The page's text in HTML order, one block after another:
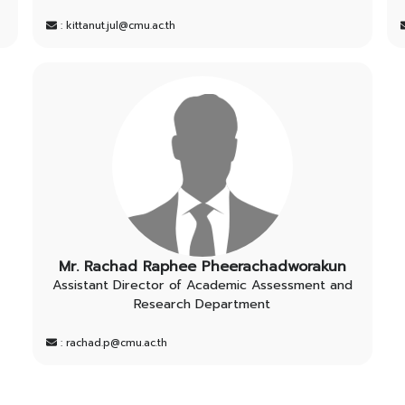
: kittanut.jul@cmu.ac.th
Mr. Rachad Raphee Pheerachadworakun
Assistant Director of Academic Assessment and
Research Department
: rachad.p@cmu.ac.th